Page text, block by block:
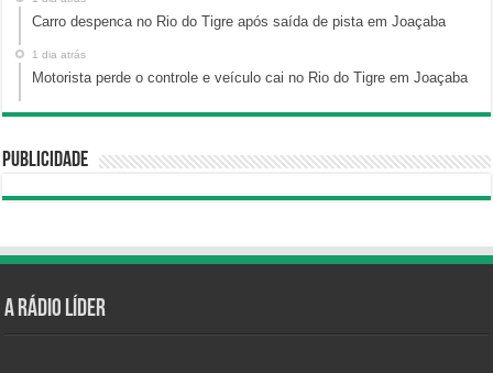
Carro despenca no Rio do Tigre após saída de pista em Joaçaba
1 dia atrás
Motorista perde o controle e veículo cai no Rio do Tigre em Joaçaba
Publicidade
A Rádio Líder